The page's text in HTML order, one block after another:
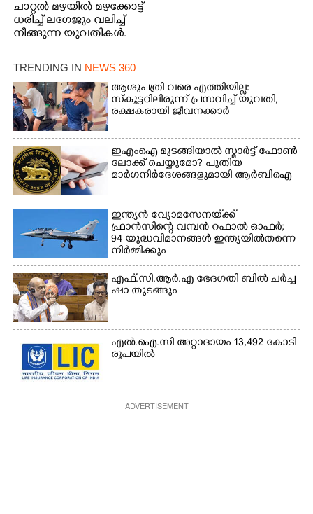
ചാറ്റൽ മഴയിൽ മഴക്കോട്ട്
ധരിച്ച് ലഗേജും വലിച്ച്
നീങ്ങുന്ന യുവതികൾ.
എറണാകുളം മേനകയിൽ
നിന്നുള്ള കാഴ്ച
TRENDING IN NEWS 360
ആശുപത്രി വരെ എത്തിയില്ല:
സ്കൂട്ടറിലിരുന്ന് പ്രസവിച്ച് യുവതി,
രക്ഷകരായി ജീവനക്കാർ
ഇഎംഐ മുടങ്ങിയാൽ സ്മാർട്ട് ഫോൺ
ലോക്ക് ചെയ്യുമോ? പുതിയ
മാർഗനിർദേശങ്ങളുമായി ആർബിഐ
ഇന്ത്യൻ വ്യോമസേനയ്‌ക്ക്
ഫ്രാൻസിന്റെ വമ്പൻ റഫാൽ ഓഫർ;
94 യുദ്ധവിമാനങ്ങൾ ഇന്ത്യയിൽതന്നെ
നിർ‌മ്മിക്കും
എ​ഫ്.​സി.​ആ​ർ.​എ​ ​ഭേ​ദ​ഗ​തി​ ​ബിൽ ച​ർ​ച്ച​
​ഷാ​ ​തുടങ്ങും
എൽ.ഐ.സി അറ്റാദായം 13,492 കോടി
രൂപയിൽ
ADVERTISEMENT